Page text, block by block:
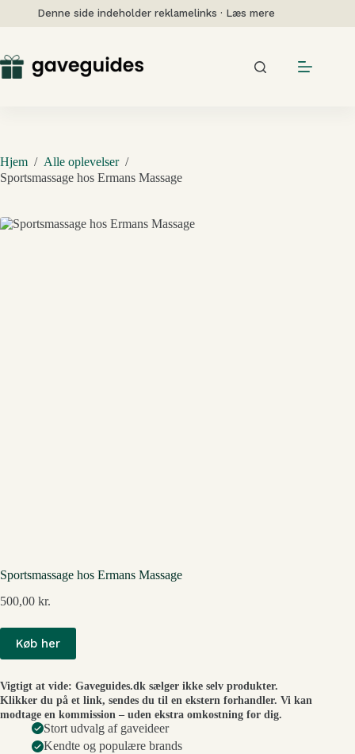
Denne side indeholder reklamelinks · Læs mere
Hjem / Alle oplevelser /
Sportsmassage hos Ermans Massage
Sportsmassage hos Ermans Massage
500,00 kr.
Køb her
Vigtigt at vide: Gaveguides.dk sælger ikke selv produkter.
Klikker du på et link, sendes du til en ekstern forhandler. Vi kan
modtage en kommission – uden ekstra omkostning for dig.
Stort udvalg af gaveideer
Kendte og populære brands